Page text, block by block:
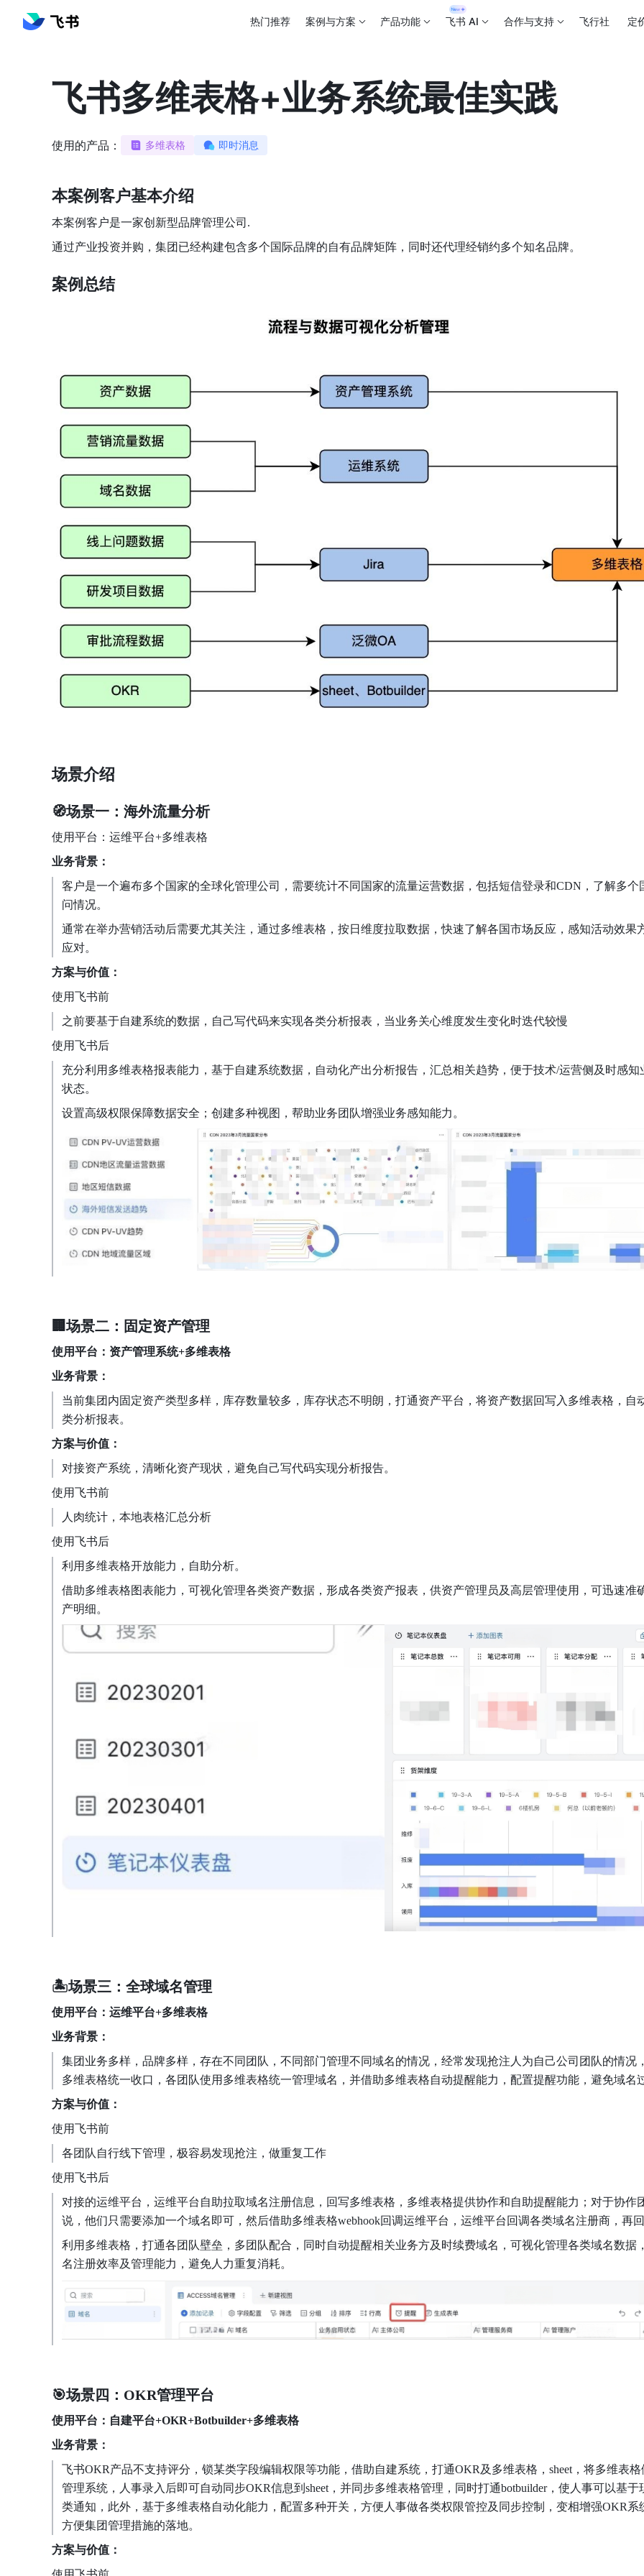
热门推荐 案例与方案 产品功能 飞书 AI 合作与支持 飞行社 定
飞书多维表格+业务系统最佳实践
使用的产品： 多维表格 即时消息
本案例客户基本介绍
本案例客户是一家创新型品牌管理公司.
通过产业投资并购，集团已经构建包含多个国际品牌的自有品牌矩阵，同时还代理经销约多个知名品牌。
案例总结
场景介绍
🧭场景一：海外流量分析
使用平台：运维平台+多维表格
业务背景：
客户是一个遍布多个国家的全球化管理公司，需要统计不同国家的流量运营数据，包括短信登录和CDN，了解多个
问情况。
通常在举办营销活动后需要尤其关注，通过多维表格，按日维度拉取数据，快速了解各国市场反应，感知活动效果
应对。
方案与价值：
使用飞书前
之前要基于自建系统的数据，自己写代码来实现各类分析报表，当业务关心维度发生变化时迭代较慢
使用飞书后
充分利用多维表格报表能力，基于自建系统数据，自动化产出分析报告，汇总相关趋势，便于技术/运营侧及时感知
状态。
设置高级权限保障数据安全；创建多种视图，帮助业务团队增强业务感知能力。
🏢场景二：固定资产管理
使用平台：资产管理系统+多维表格
业务背景：
当前集团内固定资产类型多样，库存数量较多，库存状态不明朗，打通资产平台，将资产数据回写入多维表格，自
类分析报表。
方案与价值：
对接资产系统，清晰化资产现状，避免自己写代码实现分析报告。
使用飞书前
人肉统计，本地表格汇总分析
使用飞书后
利用多维表格开放能力，自助分析。
借助多维表格图表能力，可视化管理各类资产数据，形成各类资产报表，供资产管理员及高层管理使用，可迅速准
产明细。
🏝场景三：全球域名管理
使用平台：运维平台+多维表格
业务背景：
集团业务多样，品牌多样，存在不同团队，不同部门管理不同域名的情况，经常发现抢注人为自己公司团队的情况
多维表格统一收口，各团队使用多维表格统一管理域名，并借助多维表格自动提醒能力，配置提醒功能，避免域名
方案与价值：
使用飞书前
各团队自行线下管理，极容易发现抢注，做重复工作
使用飞书后
对接的运维平台，运维平台自助拉取域名注册信息，回写多维表格，多维表格提供协作和自助提醒能力；对于协作
说，他们只需要添加一个域名即可，然后借助多维表格webhook回调运维平台，运维平台回调各类域名注册商，再
利用多维表格，打通各团队壁垒，多团队配合，同时自动提醒相关业务方及时续费域名，可视化管理各类域名数据
名注册效率及管理能力，避免人力重复消耗。
🎯场景四：OKR管理平台
使用平台：自建平台+OKR+Botbuilder+多维表格
业务背景：
飞书OKR产品不支持评分，锁某类字段编辑权限等功能，借助自建系统，打通OKR及多维表格，sheet，将多维表
管理系统，人事录入后即可自动同步OKR信息到sheet，并同步多维表格管理，同时打通botbuilder，使人事可以基于
类通知，此外，基于多维表格自动化能力，配置多种开关，方便人事做各类权限管控及同步控制，变相增强OKR系
方便集团管理措施的落地。
方案与价值：